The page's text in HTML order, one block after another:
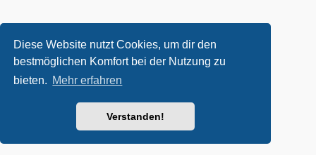
Diese Website nutzt Cookies, um dir den
bestmöglichen Komfort bei der Nutzung zu
bieten. Mehr erfahren
Verstanden!